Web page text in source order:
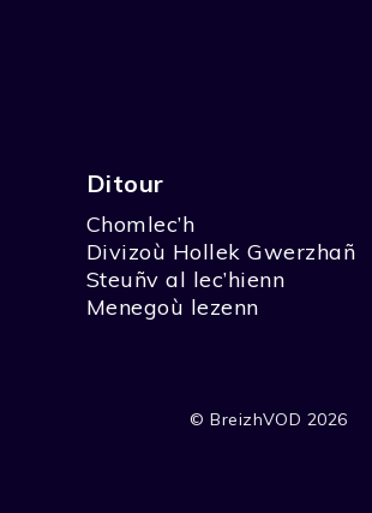
Ditour
Chomlec’h
Divizoù Hollek Gwerzhañ
Steuñv al lec’hienn
Menegoù lezenn
© BreizhVOD 2026